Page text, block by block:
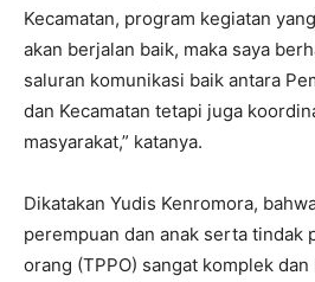
Kecamatan, program kegiatan
akan berjalan baik, maka saya
saluran komunikasi baik antara
dan Kecamatan tetapi juga
masyarakat,” katanya.
Dikatakan Yudis Kenromora,
perempuan dan anak serta tindak
orang (TPPO) sangat komplek